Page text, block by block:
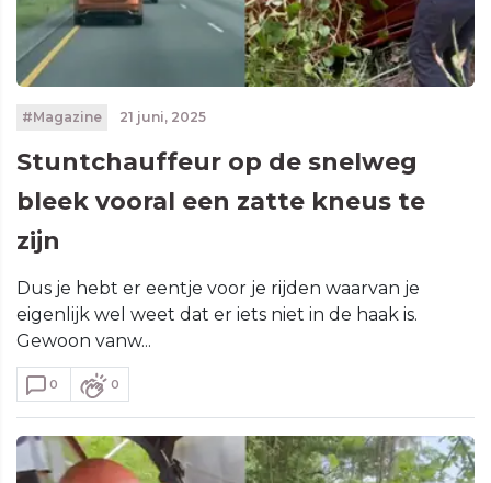
#Magazine 21 juni, 2025
Stuntchauffeur op de snelweg
bleek vooral een zatte kneus te
zijn
Dus je hebt er eentje voor je rijden waarvan je
eigenlijk wel weet dat er iets niet in de haak is.
Gewoon vanw...
0 0